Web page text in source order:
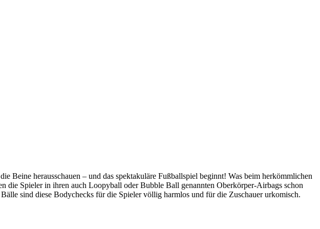
Beine herausschauen – und das spektakuläre Fußballspiel beginnt! Was beim herkömmlichen
Spieler in ihren auch Loopyball oder Bubble Ball genannten Oberkörper-Airbags schon
sind diese Bodychecks für die Spieler völlig harmlos und für die Zuschauer urkomisch.